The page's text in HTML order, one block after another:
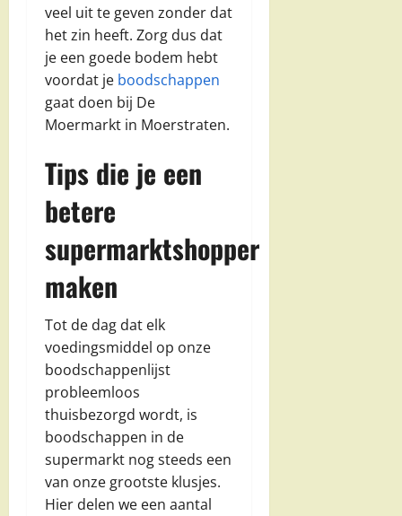
veel uit te geven zonder dat
het zin heeft. Zorg dus dat
je een goede bodem hebt
voordat je boodschappen
gaat doen bij De
Moermarkt in Moerstraten.
Tips die je een
betere
supermarktshopper
maken
Tot de dag dat elk
voedingsmiddel op onze
boodschappenlijst
probleemloos
thuisbezorgd wordt, is
boodschappen in de
supermarkt nog steeds een
van onze grootste klusjes.
Hier delen we een aantal